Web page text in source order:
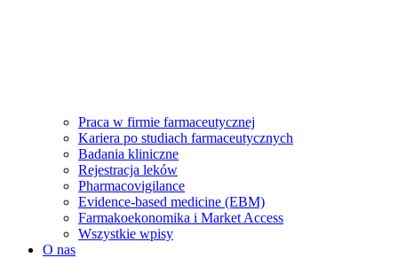
Praca w firmie farmaceutycznej
Kariera po studiach farmaceutycznych
Badania kliniczne
Rejestracja leków
Pharmacovigilance
Evidence-based medicine (EBM)
Farmakoekonomika i Market Access
Wszystkie wpisy
O nas